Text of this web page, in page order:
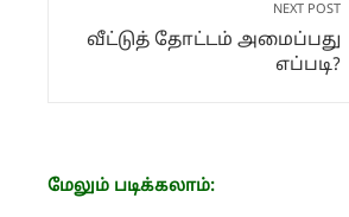
NEXT POST
வீட்டுத் தோட்டம் அமைப்பது
எப்படி?
மேலும் படிக்கலாம்: